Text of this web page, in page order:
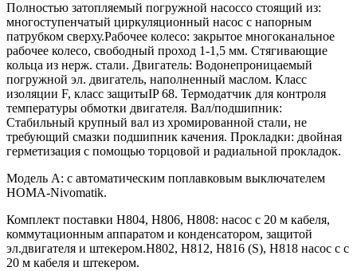
Полностью затопляемый погружной насоссо стоящий из:
многоступенчатый циркуляционный насос с напорным
патрубком сверху.Рабочее колесо: закрытое многоканальное
рабочее колесо, свободный проход 1-1,5 мм. Стягивающие
кольца из нерж. стали. Двигатель: Водонепроницаемый
погружной эл. двигатель, наполненный маслом. Класс
изоляции F, класс защитыIP 68. Термодатчик для контроля
температуры обмотки двигателя. Вал/подшипник:
Стабильный крупный вал из хромированной стали, не
требующий смазки подшипник качения. Прокладки: двойная
герметизация с помощью торцовой и радиальной прокладок.
Модель А: с автоматическим поплавковым выключателем
HOMA-Nivomatik.
Комплект поставки H804, H806, H808: насос с 20 м кабеля,
коммутационным аппаратом и конденсатором, защитой
эл.двигателя и штекером.H802, H812, H816 (S), H818 насос с с
20 м кабеля и штекером.